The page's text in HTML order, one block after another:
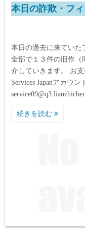
本日の詐欺・フ
本日の過去に来ていた
全部で１３件の旧作（
介していきます。 お
Services Japanアカウ
続きを読む